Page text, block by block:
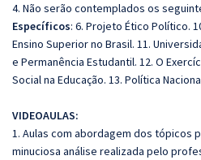
4. Não serão contemplados os
Específicos: 6. Projeto Ético Político.
Ensino Superior no Brasil. 11.
e Permanência Estudantil. 12. O
Social na Educação. 13. Política
VIDEOAULAS:
1. Aulas com abordagem dos tópicos
minuciosa análise realizada pelo